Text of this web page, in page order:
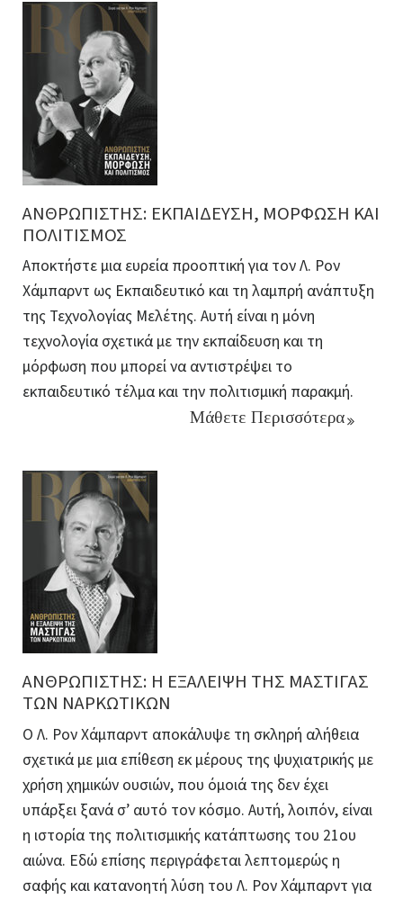
ΑΝΘΡΩΠΙΣΤΗΣ: ΕΚΠΑΙΔΕΥΣΗ, ΜΟΡΦΩΣΗ ΚΑΙ
ΠΟΛΙΤΙΣΜΟΣ
Αποκτήστε μια ευρεία προοπτική για τον Λ. Ρον
Χάμπαρντ ως Εκπαιδευτικό και τη λαμπρή ανάπτυξη
της Τεχνολογίας Μελέτης. Αυτή είναι η μόνη
τεχνολογία σχετικά με την εκπαίδευση και τη
μόρφωση που μπορεί να αντιστρέψει το
εκπαιδευτικό τέλμα και την πολιτισμική παρακμή.
Μάθετε Περισσότερα
ΑΝΘΡΩΠΙΣΤΗΣ: Η ΕΞΑΛΕΙΨΗ ΤΗΣ ΜΑΣΤΙΓΑΣ
ΤΩΝ ΝΑΡΚΩΤΙΚΩΝ
Ο Λ. Ρον Χάμπαρντ αποκάλυψε τη σκληρή αλήθεια
σχετικά με μια επίθεση εκ μέρους της ψυχιατρικής με
χρήση χημικών ουσιών, που όμοιά της δεν έχει
υπάρξει ξανά σ’ αυτό τον κόσμο. Αυτή, λοιπόν, είναι
η ιστορία της πολιτισμικής κατάπτωσης του 21ου
αιώνα. Εδώ επίσης περιγράφεται λεπτομερώς η
σαφής και κατανοητή λύση του Λ. Ρον Χάμπαρντ για